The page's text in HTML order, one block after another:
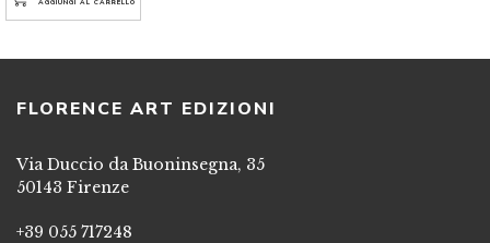
FLORENCE ART EDIZIONI
Via Duccio da Buoninsegna, 35
50143 Firenze
+39 055 717248